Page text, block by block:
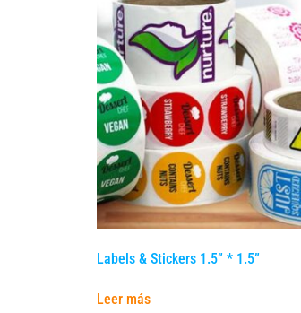
Labels & Stickers 1.5” * 1.5”
Leer más